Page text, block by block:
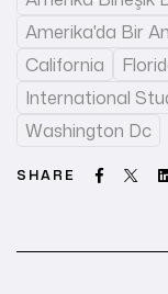
Amerika'da Bir
California
International
Washington Dc
SHARE